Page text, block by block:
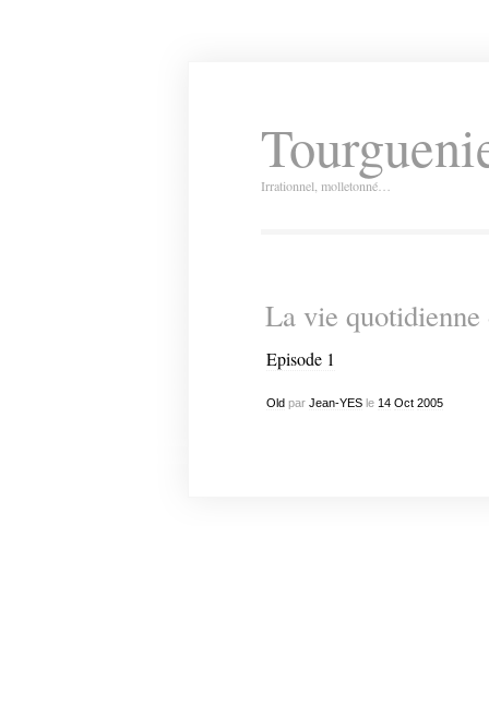
Irrationnel, molletonné…
La vie quotidienne
Episode 1
Oldpar Jean-YESle 14 Oct 2005